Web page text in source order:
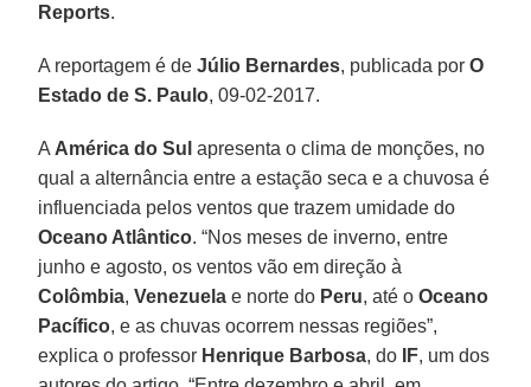
Reports.
A reportagem é deJúlio Bernardes, publicada porO
Estado de S. Paulo, 09-02-2017.
A América do Sul apresenta o clima de monções, no
qual a alternância entre a estação seca e a chuvosa é
influenciada pelos ventos que trazem umidade do
Oceano Atlântico. “Nos meses de inverno, entre
junho e agosto, os ventos vão em direção à
Colômbia,Venezuela e norte do Peru, até oOceano
Pacífico, e as chuvas ocorrem nessas regiões”,
explica o professor Henrique Barbosa, do IF, um dos